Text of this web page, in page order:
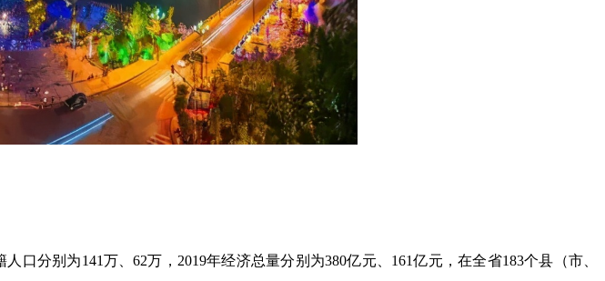
分别为141万、62万，2019年经济总量分别为380亿元、161亿元，在全省183个县（市、